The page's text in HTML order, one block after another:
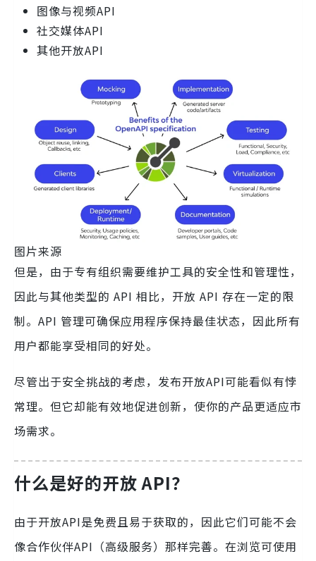
图像与视频API
社交媒体API
其他开放API
图片来源
但是，由于专有组织需要维护工具的安全性和管理性，
因此与其他类型的 API 相比，开放 API 存在一定的限
制。API 管理可确保应用程序保持最佳状态，因此所有
用户都能享受相同的好处。
尽管出于安全挑战的考虑，发布开放API可能看似有悖
常理。但它却能有效地促进创新，使你的产品更适应市
场需求。
什么是好的开放 API？
由于开放API是免费且易于获取的，因此它们可能不会
像合作伙伴API（高级服务）那样完善。在浏览可使用